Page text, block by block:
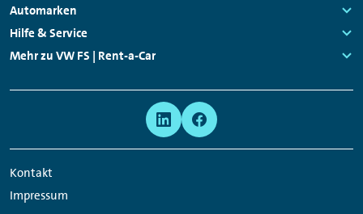
Navigation
Links:
Automarken
Links:
Hilfe & Service
Links:
Mehr zu VW FS | Rent-a-Car
Kontakt
Impressum
Network
Links